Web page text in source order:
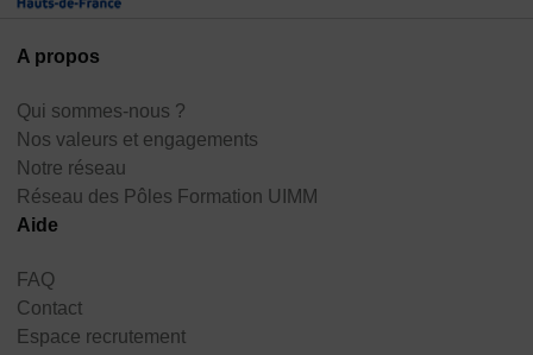
A propos
Qui sommes-nous ?
Nos valeurs et engagements
Notre réseau
Réseau des Pôles Formation UIMM
Aide
FAQ
Contact
Espace recrutement